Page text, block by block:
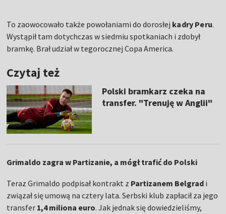
To zaowocowało także powołaniami do dorosłej kadry Peru.
Wystąpił tam dotychczas w siedmiu spotkaniach i zdobył
bramkę. Brał udział w tegorocznej Copa America.
Czytaj też
Polski bramkarz czeka na
transfer. "Trenuję w Anglii"
Grimaldo zagra w Partizanie, a mógł trafić do Polski
Teraz Grimaldo podpisał kontrakt z Partizanem Belgrad i
związał się umową na cztery lata. Serbski klub zapłacił za jego
transfer 1,4 miliona euro. Jak jednak się dowiedzieliśmy,